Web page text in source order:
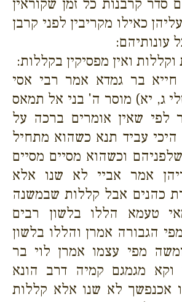
סדר קרבנות כל זמן שקוראין
כאילו מקריבין לפני קרבן
עונותיהם:
ואין מפסיקין בקללות:
בר גמדא אמר רבי אסי
ג, יא) מוסר ה' בני אל תמאס
לפי שאין אומרים ברכה על
היכי עביד תנא כשהוא מתחיל
וכשהוא מסיים מסיים
אמר אביי לא שנו אלא
כהנים אבל קללות שבמשנה
טעמא הללו בלשון רבים
הגבורה אמרן והללו בלשון
מפי עצמו אמרן לוי בר
וקא מגמגם קמיה דרב הונא
אכנפשך לא שנו אלא קללות